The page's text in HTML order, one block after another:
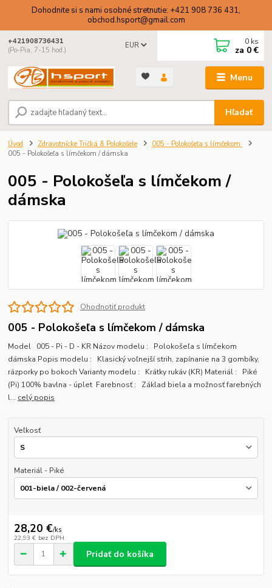
Dohodnite si s nami osobné stretnutie: +421 908 736 431,
obchod.hsport@gmail.com
Menu
EUR
Hľadať
+421908736431
(Po-Pia, 7-15 hod.)
0 ks
za 0 €
Úvod Zdravotnícke Tričká & Polokošele
005 - Polokošeľa s límčekom
005 - Polokošeľa s límčekom / dámska
005 - Polokošeľa s límčekom /
dámska
Ohodnotiť produkt
005 - Polokošeľa s límčekom / dámska
Model 005 - Pi - D - KR Názov modelu : Polokošeľa s límčekom
dámska Popis modelu : Klasický voľnejší strih, zapínanie na 3 gombíky,
rázporky po bokoch Varianty modelu : Krátky rukáv (KR) Materiál : Piké
(Pi) 100% bavlna - úplet Farebnosť : Základ biela a možnosť farebných
l... celý popis
Veľkosť
Materiál - Piké
28,20 €/ks
22,93 € bez DPH
Pridať do košíka